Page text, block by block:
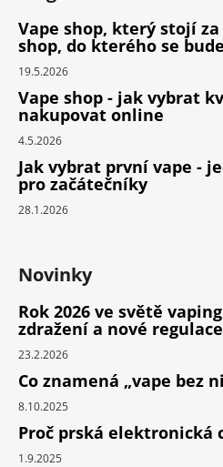
Vape shop, který stojí
shop, do kterého se
19.5.2026
Vape shop - jak vybrat
nakupovat online
4.5.2026
Jak vybrat první vape -
pro začátečníky
28.1.2026
Novinky
Rok 2026 ve světě
zdražení a nové regulace
23.2.2026
Co znamená „vape bez
8.10.2025
Proč prská elektronická
1.9.2025